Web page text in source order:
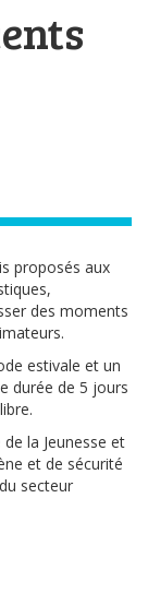
proposés aux
des moments
estivale et un
durée de 5 jours
la Jeunesse et
et de sécurité
secteur